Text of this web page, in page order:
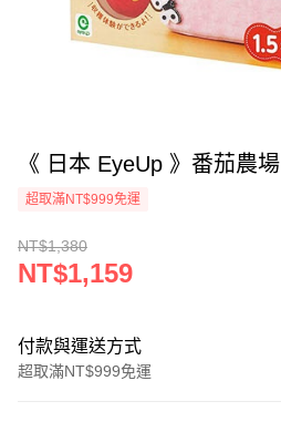
《 日本 EyeUp 》番茄農場
超取滿NT$999免運
NT$1,380
NT$1,159
付款與運送方式
超取滿NT$999免運